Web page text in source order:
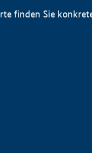
finden Sie